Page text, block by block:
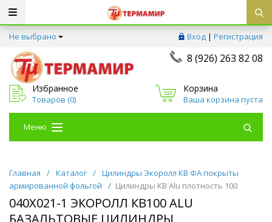
Не выбрано Вход | Регистрация
8 (926) 263 82 08
Избранное
Товаров (0)
Корзина
Ваша корзина пуста
Меню
Главная / Каталог / Цилиндры Экоролл КВ ФА покрыты
армированной фольгой
/ Цилиндры КВ Alu плотность 100
040Х021-1 ЭКОРОЛЛ КВ100 ALU
БАЗАЛЬТОВЫЕ ЦИЛИНДРЫ